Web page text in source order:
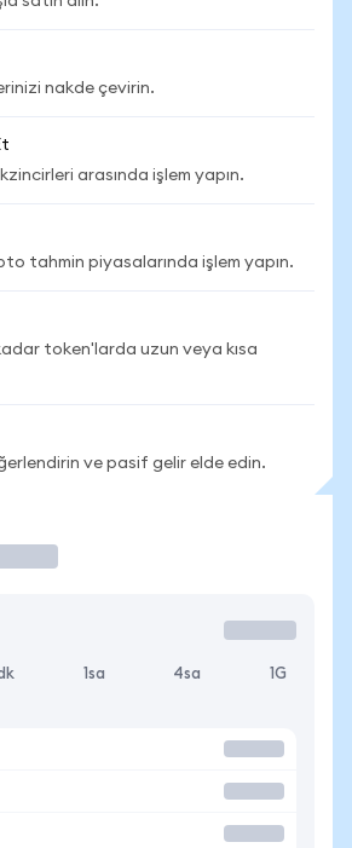
nakde çevirin.
arasında işlem yapın.
tahmin piyasalarında işlem yapın.
token'larda uzun veya kısa
ve pasif gelir elde edin.
1sa 4sa 1G